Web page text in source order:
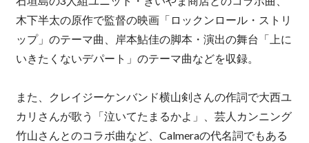
木下半太の原作で監督の映画「ロックンロール・ストリ
ップ」のテーマ曲、岸本鮎佳の脚本・演出の舞台「上に
いきたくないデパート」のテーマ曲などを収録。
また、クレイジーケンバンド横山剣さんの作詞で大西ユ
カリさんが歌う「泣いてたまるかよ」、芸人カンニング
竹山さんとのコラボ曲など、Calmeraの代名詞でもある